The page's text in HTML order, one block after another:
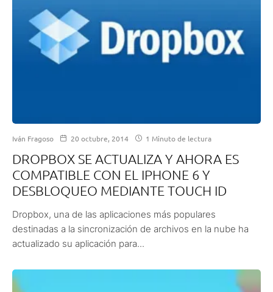
Iván Fragoso 20 octubre, 2014 1 Minuto de lectura
DROPBOX SE ACTUALIZA Y AHORA ES
COMPATIBLE CON EL IPHONE 6 Y
DESBLOQUEO MEDIANTE TOUCH ID
Dropbox, una de las aplicaciones más populares
destinadas a la sincronización de archivos en la nube ha
actualizado su aplicación para...